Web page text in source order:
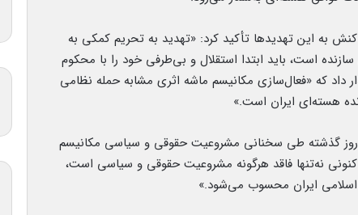
به این تهدیدها تأکید کرد: «تهدید به تحریم کمکی به
است، باید ابتدا استقلال و بی‌طرفی خود را با محکوم
داد که «فعال‌سازی مکانیسم ماشه اثری مشابه حمله نظامی
هسته‌ای ایران است.»
روز گذشته طی سخنانی مشروعیت حقوقی و سیاسی مکانیسم
نه‌تنها فاقد هرگونه مشروعیت حقوقی و سیاسی است،
اسلامی ایران محسوب می‌شود.»